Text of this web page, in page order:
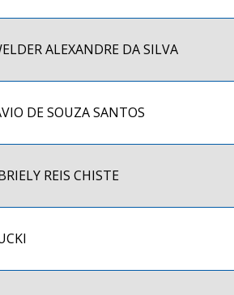
ALEXANDRE DA SILVA
DE SOUZA SANTOS
REIS CHISTE